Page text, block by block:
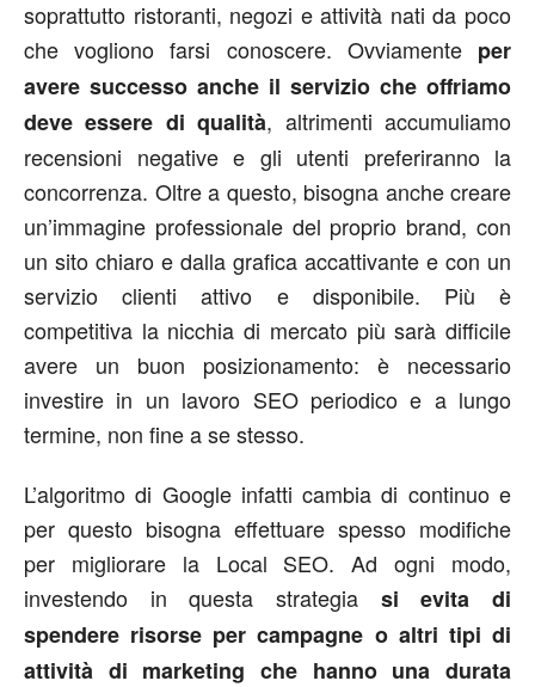
soprattutto ristoranti, negozi e attività nati da poco
che vogliono farsi conoscere. Ovviamente per
avere successo anche il servizio che offriamo
deve essere di qualità, altrimenti accumuliamo
recensioni negative e gli utenti preferiranno la
concorrenza. Oltre a questo, bisogna anche creare
un’immagine professionale del proprio brand, con
un sito chiaro e dalla grafica accattivante e con un
servizio clienti attivo e disponibile. Più è
competitiva la nicchia di mercato più sarà difficile
avere un buon posizionamento: è necessario
investire in un lavoro SEO periodico e a lungo
termine, non fine a se stesso.
L’algoritmo di Google infatti cambia di continuo e
per questo bisogna effettuare spesso modifiche
per migliorare la Local SEO. Ad ogni modo,
investendo in questa strategia si evita di
spendere risorse per campagne o altri tipi di
attività di marketing che hanno una durata